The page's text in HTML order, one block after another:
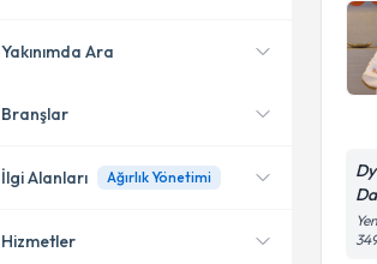
Bakırköy
Küçükçekmece
Yakınımda Ara
Konumuma yakın uzmanları
Branşlar
Diyetisyen
İlgi Alanları Ağırlık Yönetimi
Hizmetler